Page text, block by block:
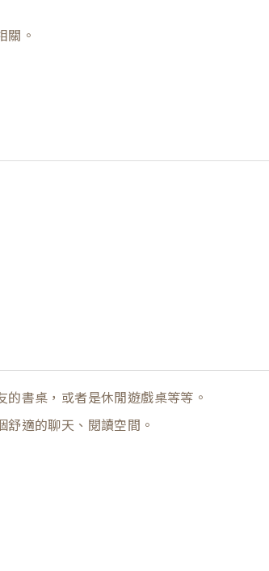
關。
書桌，或者是休閒遊戲桌等等。
適的聊天、閱讀空間。